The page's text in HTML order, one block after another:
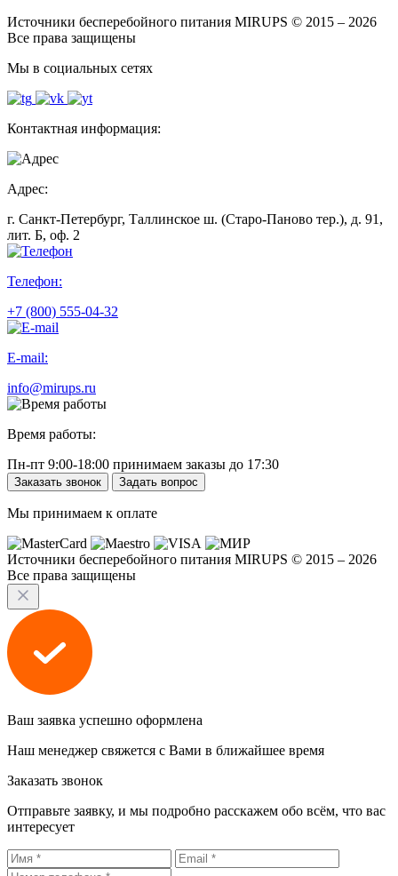
Источники бесперебойного питания MIRUPS © 2015 – 2026
Все права защищены
Мы в социальных сетях
Контактная информация:
Адрес:
г. Санкт-Петербург, Таллинское ш. (Старо-Паново тер.), д. 91,
лит. Б, оф. 2
Телефон:
+7 (800) 555-04-32
E-mail:
info@mirups.ru
Время работы:
Пн-пт 9:00-18:00 принимаем заказы до 17:30
Заказать звонок Задать вопрос
Мы принимаем к оплате
Источники бесперебойного питания MIRUPS © 2015 – 2026
Все права защищены
Ваш заявка успешно оформлена
Наш менеджер свяжется с Вами в ближайшее время
Заказать звонок
Отправьте заявку, и мы подробно расскажем обо всём, что вас
интересует